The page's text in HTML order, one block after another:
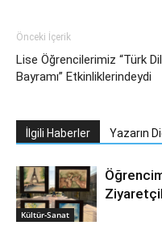
Önceki İçerik
Lise Öğrencilerimiz “Türk Dil
Bayramı” Etkinliklerindeydi
İlgili Haberler Yazarın
Kültür-Sanat